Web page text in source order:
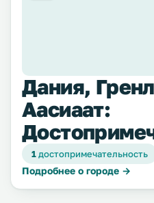
Дания,
Аасиаат:
1достопримечательность
Подробнее о городе →